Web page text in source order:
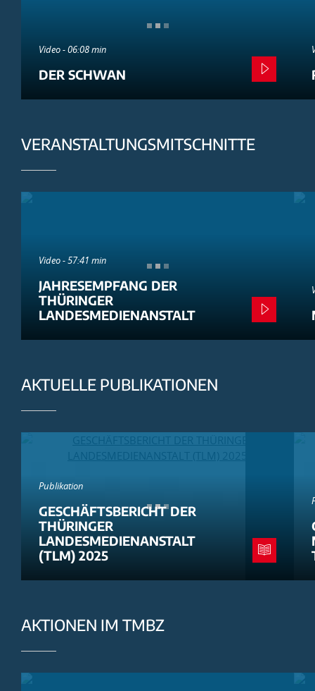
Video - 06:08 min
DER SCHWAN
VERANSTALTUNGSMITSCHNITTE
Video - 57:41 min
JAHRESEMPFANG DER
THÜRINGER
LANDESMEDIENANSTALT
AKTUELLE PUBLIKATIONEN
Publikation
GESCHÄFTSBERICHT DER
THÜRINGER
LANDESMEDIENANSTALT
(TLM) 2025
AKTIONEN IM TMBZ